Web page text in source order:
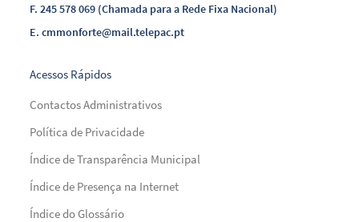
F.245 578 069 (Chamada para a Rede Fixa Nacional)
E.cmmonforte@mail.telepac.pt
Acessos Rápidos
Contactos Administrativos
Política de Privacidade
Índice de Transparência Municipal
Índice de Presença na Internet
Índice do Glossário